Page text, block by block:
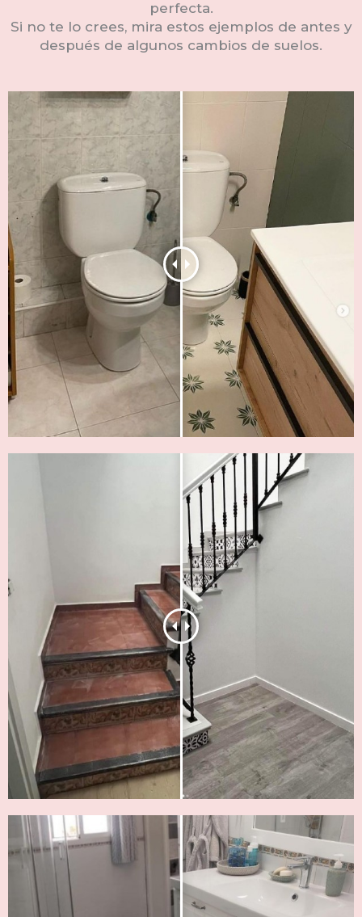
perfecta.
Si no te lo crees, mira estos ejemplos de antes y
después de algunos cambios de suelos.